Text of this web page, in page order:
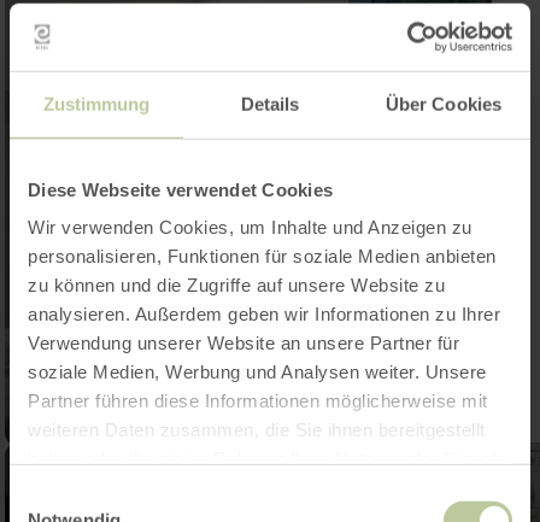
Zustimmung Details Über Cookies
Diese Webseite verwendet Cookies
Wir verwenden Cookies, um Inhalte und Anzeigen zu
personalisieren, Funktionen für soziale Medien anbieten
zu können und die Zugriffe auf unsere Website zu
analysieren. Außerdem geben wir Informationen zu Ihrer
Verwendung unserer Website an unsere Partner für
soziale Medien, Werbung und Analysen weiter. Unsere
Partner führen diese Informationen möglicherweise mit
weiteren Daten zusammen, die Sie ihnen bereitgestellt